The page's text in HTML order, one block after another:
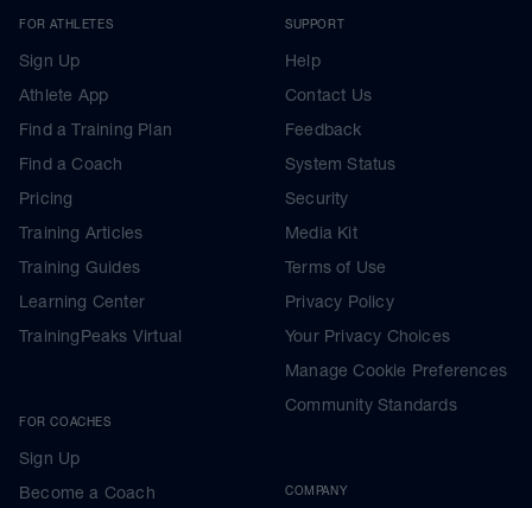
FOR ATHLETES
Sign Up
Athlete App
Find a Training Plan
Find a Coach
Pricing
Training Articles
Training Guides
Learning Center
TrainingPeaks Virtual
FOR COACHES
Sign Up
Become a Coach
SUPPORT
Help
Contact Us
Feedback
System Status
Security
Media Kit
Terms of Use
Privacy Policy
Your Privacy Choices
Manage Cookie Preferences
Community Standards
COMPANY